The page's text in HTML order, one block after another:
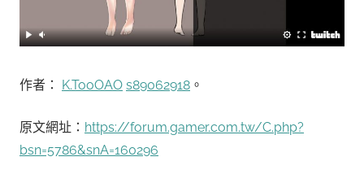
作者： K.TooOAO s89062918 。
原文網址： https://forum.gamer.com.tw/C.php?
bsn=5786&snA=160296